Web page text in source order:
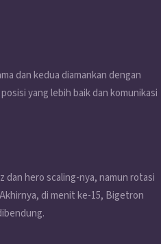
dan kedua diamankan dengan
yang lebih baik dan komunikasi
dan hero scaling-nya, namun rotasi
di menit ke-15, Bigetron